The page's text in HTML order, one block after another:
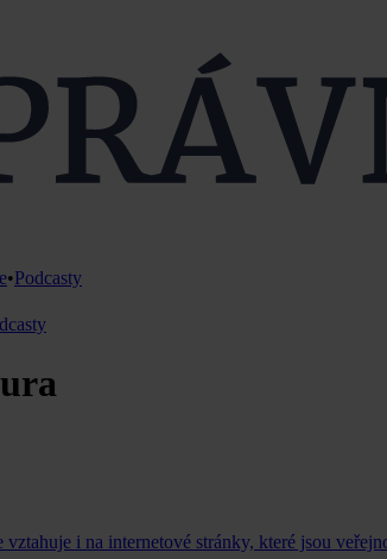
•Podcasty
i na internetové stránky, které jsou